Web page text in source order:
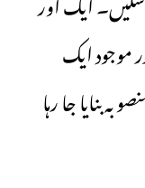
موجود ایک
بنایا جا رہا